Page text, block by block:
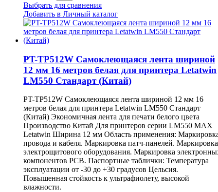
Выбрать для сравнения
Добавить в Личный каталог
PT-TP512W Самоклеющаяся лента шириной
12 мм 16 метров белая для принтера Letatwin
LM550 Cтандарт (Китай)
PT-TP512W Самоклеющаяся лента шириной 12 мм 16
метров белая для принтера Letatwin LM550 Cтандарт
(Китай) Экономичная лента для печати белого цвета
Производство Китай Для принтеров серии LM550 MAX
Letatwin Ширина 12 мм Область применения:
провода и кабеля. Маркировка патч-панелей. Маркировка
электрощитового оборудования. Маркировка
компонентов РСВ. Паспортные таблички: Температура
эксплуатации от -30 до +30 градусов Цельсия.
Повышенная стойкость к ультрафиолету, высокой
влажности.